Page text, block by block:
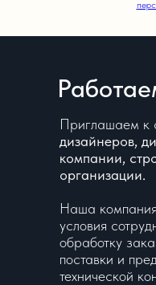
Приглашаем к
дизайнеров,
компании,
организации.
Наша
условия
обработку
поставки и
технической